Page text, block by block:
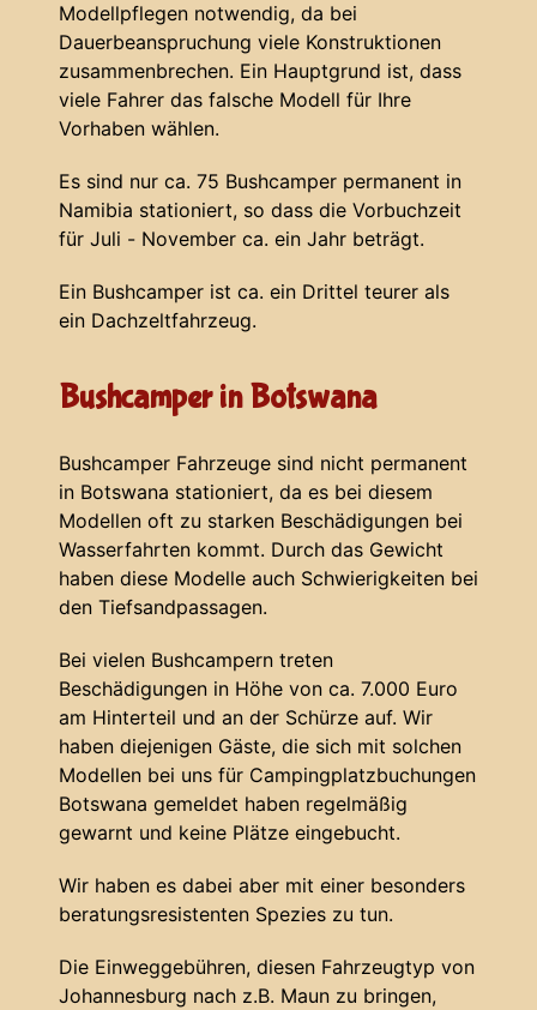
Modellpflegen notwendig, da bei
Dauerbeanspruchung viele Konstruktionen
zusammenbrechen. Ein Hauptgrund ist, dass
viele Fahrer das falsche Modell für Ihre
Vorhaben wählen.
Es sind nur ca. 75 Bushcamper permanent in
Namibia stationiert, so dass die Vorbuchzeit
für Juli - November ca. ein Jahr beträgt.
Ein Bushcamper ist ca. ein Drittel teurer als
ein Dachzeltfahrzeug.
Bushcamper in Botswana
Bushcamper Fahrzeuge sind nicht permanent
in Botswana stationiert, da es bei diesem
Modellen oft zu starken Beschädigungen bei
Wasserfahrten kommt. Durch das Gewicht
haben diese Modelle auch Schwierigkeiten bei
den Tiefsandpassagen.
Bei vielen Bushcampern treten
Beschädigungen in Höhe von ca. 7.000 Euro
am Hinterteil und an der Schürze auf. Wir
haben diejenigen Gäste, die sich mit solchen
Modellen bei uns für Campingplatzbuchungen
Botswana gemeldet haben regelmäßig
gewarnt und keine Plätze eingebucht.
Wir haben es dabei aber mit einer besonders
beratungsresistenten Spezies zu tun.
Die Einweggebühren, diesen Fahrzeugtyp von
Johannesburg nach z.B. Maun zu bringen,